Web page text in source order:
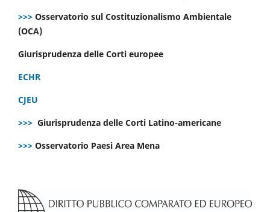
>>> Osservatorio sul Costituzionalismo Ambientale
(OCA)
Giurisprudenza delle Corti europee
ECHR
CJEU
>>> Giurisprudenza delle Corti Latino-americane
>>> Osservatorio Paesi Area Mena